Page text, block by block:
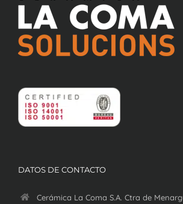
DATOS DE CONTACTO
Cerámica La Coma S.A. Ctra de